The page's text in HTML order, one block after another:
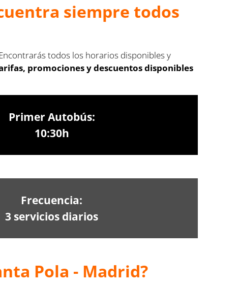
siempre todos
todos los horarios disponibles y
promociones y descuentos disponibles
Primer Autobús:
10:30h
Frecuencia:
3 servicios diarios
Pola - Madrid?